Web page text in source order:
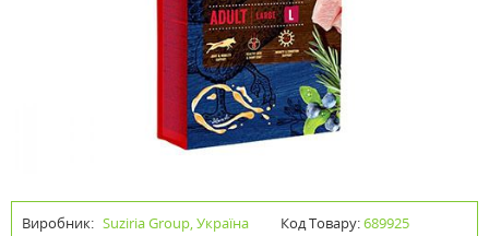
Виробник: Suziria Group, Україна Код Товару:689925